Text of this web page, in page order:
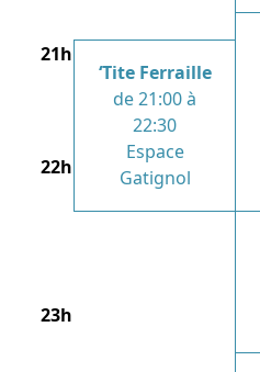
21h
‘Tite Ferraille
de 21:00 à
22:30
Espace
Gatignol
22h
23h